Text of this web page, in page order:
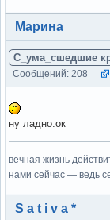
Вне форума
Марина
С_ума_сшедшие
Сообщений: 208
ну ладно.ок
вечная жизнь
нами сейчас — ведь
Вне форума
S a t i v a *